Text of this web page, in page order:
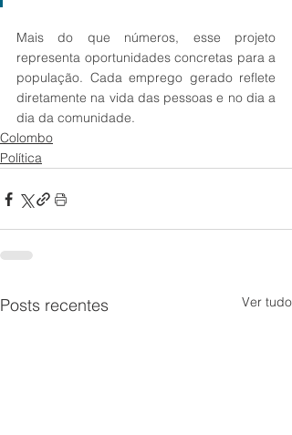
Mais do que números, esse projeto
representa oportunidades concretas para a
população. Cada emprego gerado reflete
diretamente na vida das pessoas e no dia a
dia da comunidade.
Colombo
Política
Posts recentes Ver tudo